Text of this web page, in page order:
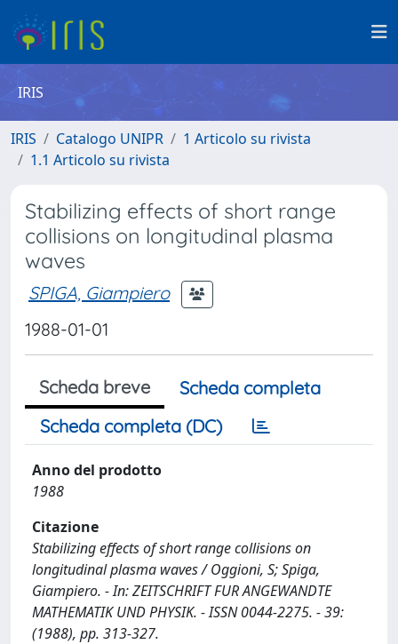
IRIS
IRIS Catalogo UNIPR
1 Articolo su rivista
1.1 Articolo su rivista
Stabilizing effects of short range
collisions on longitudinal plasma
waves
SPIGA, Giampiero
1988-01-01
Scheda breve
Scheda completa
Scheda completa (DC)
Anno del prodotto
1988
Citazione
Stabilizing effects of short range collisions on
longitudinal plasma waves / Oggioni, S; Spiga,
Giampiero. - In: ZEITSCHRIFT FUR ANGEWANDTE
MATHEMATIK UND PHYSIK. - ISSN 0044-2275. - 39:
(1988), pp. 313-327.